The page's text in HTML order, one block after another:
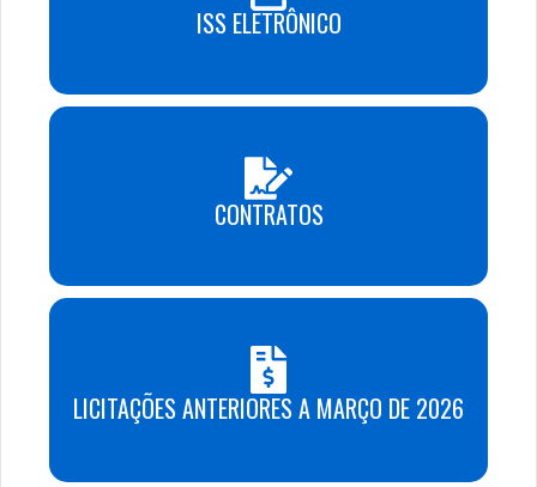
ISS ELETRÔNICO
CONTRATOS
LICITAÇÕES ANTERIORES A MARÇO DE 2026